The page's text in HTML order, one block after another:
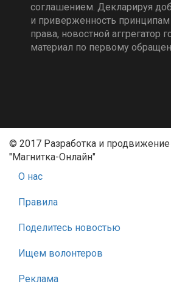
соглашением. Декларируя
и приверженность принципам
права, новостной аггрегатор
материал по первому
© 2017 Разработка и продвижение
"Магнитка-Онлайн"
О нас
Правила
Поделитесь новостью
Ищем волонтеров
Реклама